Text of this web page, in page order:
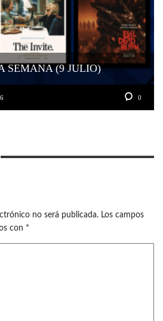
SEMANA (9 JULIO)
0
no será publicada. Los campos
con *